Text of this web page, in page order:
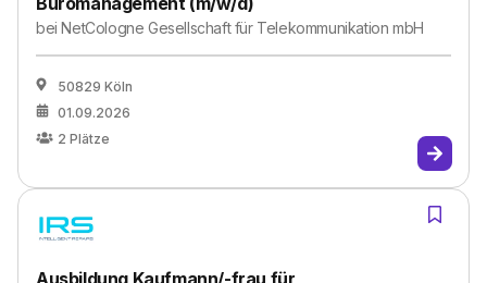
beiNetCologne Gesellschaft für Telekommunikation mbH
50829 Köln
01.09.2026
2 Plätze
Ausbildung Kaufmann/-frau für